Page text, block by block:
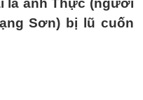
là anh Thực (người
Sơn) bị lũ cuốn